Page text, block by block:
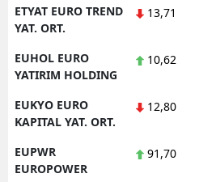
ETYAT EURO TREND
YAT. ORT.
13,71
EUHOL EURO
YATIRIM HOLDING
10,62
EUKYO EURO
KAPITAL YAT. ORT.
12,80
EUPWR
EUROPOWER
91,70